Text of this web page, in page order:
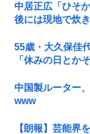
中居正広「ひそ
後には現地で炊
55歳・大久保佳
「休みの日とか
中国製ルーター
www
【朗報】芸能界